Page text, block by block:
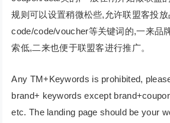
规则可以设置稍微松些,允许联盟客投
code/code/voucher等关键词的,一来品
索低,二来也便于联盟客进行推广。
Any TM+Keywords is prohibited,
brand+ keywords except
etc. The landing page should be your